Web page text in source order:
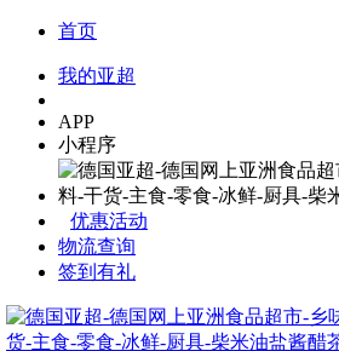
首页
我的亚超
APP
小程序
优惠活动
物流查询
签到有礼